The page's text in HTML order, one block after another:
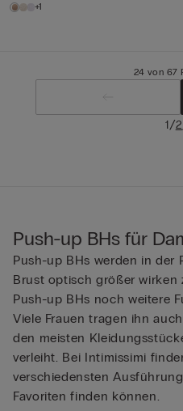
+1
24 von 67
1/2
Push-up BHs für
Push-up BHs werden in der
Brust optisch größer wirken
Push-up BHs noch weitere
Viele Frauen tragen ihn
den meisten
verleiht. Bei Intimissimi
verschiedensten
Favoriten finden können.